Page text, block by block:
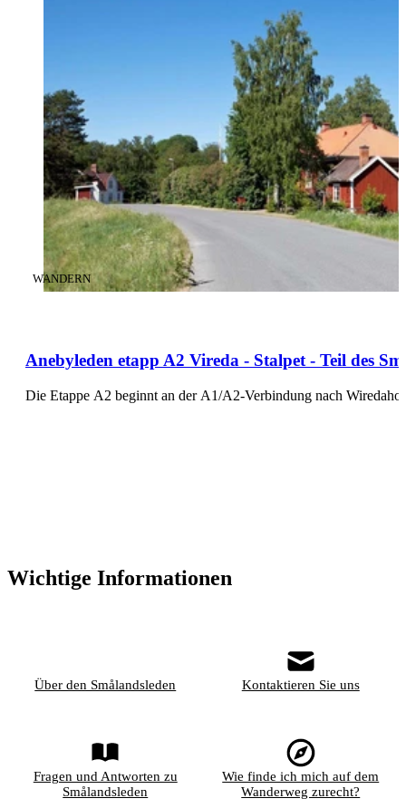
Anebyleden etapp A2 Vireda - Stalpet - Teil des
KATEGORIE:
WANDERN
Die Etappe A2 beginnt an der A1/A2-Verbindung nach
Wichtige Informationen
Über den Smålandsleden Kontaktieren Sie uns
Fragen und Antworten zu
Smålandsleden
Wie finde ich mich auf dem
Wanderweg zurecht?